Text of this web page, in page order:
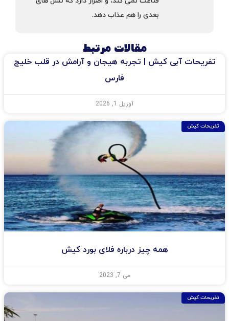
بعدی را هم عذاب دهد.
مقالات مرتبط
تفریحات آبی کیش | تجربه هیجان و آرامش در قلب خلیج
فارس
آوریل 1, 2026
تفریحات کیش
همه چیز درباره فلای بورد کیش
می 7, 2023
تفریحات کیش